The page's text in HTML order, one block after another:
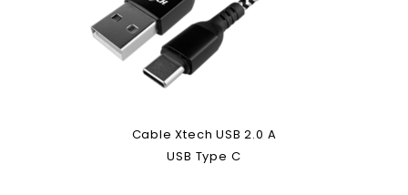
Cable Xtech USB 2.0 A
USB Type C